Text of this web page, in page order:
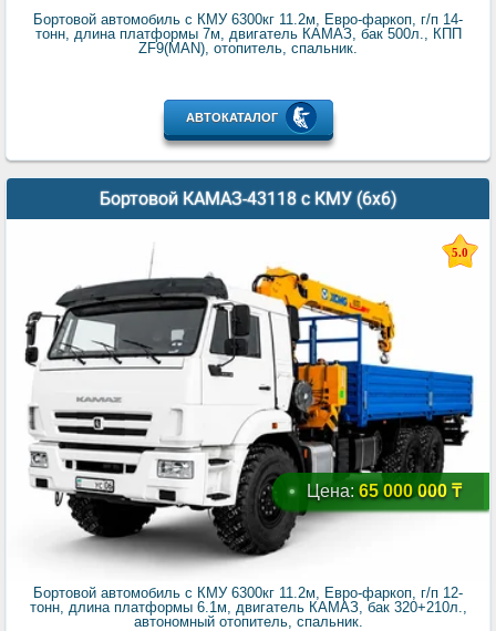
Бортовой автомобиль с КМУ 6300кг 11.2м, Евро-фаркоп, г/п 14-
тонн, длина платформы 7м, двигатель КАМАЗ, бак 500л., КПП
ZF9(MAN), отопитель, спальник.
АВТОКАТАЛОГ
Бортовой КАМАЗ-43118 с КМУ (6x6)
5.0
Цена: 65 000 000 ₸
Бортовой автомобиль с КМУ 6300кг 11.2м, Евро-фаркоп, г/п 12-
тонн, длина платформы 6.1м, двигатель КАМАЗ, бак 320+210л.,
автономный отопитель, спальник.